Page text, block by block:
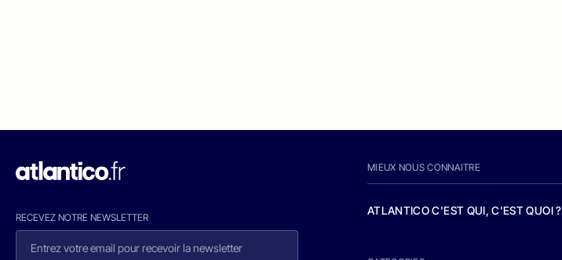
RECEVEZ NOTRE NEWSLETTER
MIEUX NOUS CONNAITRE
ATLANTICO C'EST QUI, C'EST QUOI ?